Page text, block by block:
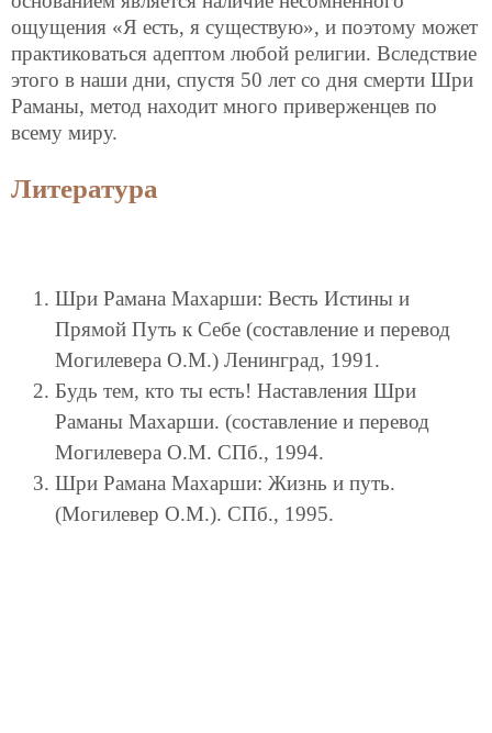
ощущения «Я есть, я существую», и поэтому может
практиковаться адептом любой религии. Вследствие
этого в наши дни, спустя 50 лет со дня смерти Шри
Раманы, метод находит много приверженцев по
всему миру.
Литература
Шри Рамана Махарши: Весть Истины и
Прямой Путь к Себе (составление и перевод
Могилевера О.М.) Ленинград, 1991.
Будь тем, кто ты есть! Наставления Шри
Раманы Махарши. (составление и перевод
Могилевера О.М. СПб., 1994.
Шри Рамана Махарши: Жизнь и путь.
(Могилевер О.М.). СПб., 1995.